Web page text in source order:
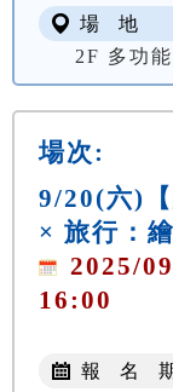
場 地
2F 多功
場次:
9/20(六)
× 旅行：
2025/
16:00
報 名